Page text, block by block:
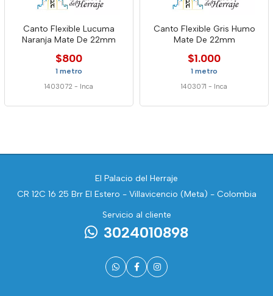
Canto Flexible Lucuma
Naranja Mate De 22mm
$800
1 metro
1403072 - Inca
Canto Flexible Gris Humo
Mate De 22mm
$1.000
1 metro
1403071 - Inca
El Palacio del Herraje
CR 12C 16 25 Brr El Estero - Villavicencio (Meta) - Colombia
Servicio al cliente
3024010898